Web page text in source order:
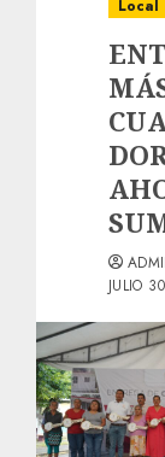
Local
JULIO
0